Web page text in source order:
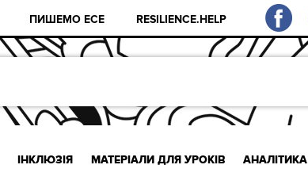
ПИШЕМО ЕСЕ RESILIENCE.HELP
ІНКЛЮЗІЯ МАТЕРІАЛИ ДЛЯ УРОКІВ АНАЛІТИКА